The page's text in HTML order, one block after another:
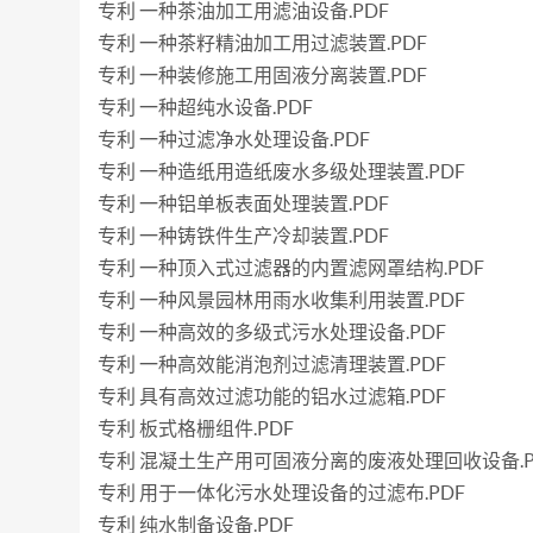
专利 一种茶油加工用滤油设备.PDF
专利 一种茶籽精油加工用过滤装置.PDF
专利 一种装修施工用固液分离装置.PDF
专利 一种超纯水设备.PDF
专利 一种过滤净水处理设备.PDF
专利 一种造纸用造纸废水多级处理装置.PDF
专利 一种铝单板表面处理装置.PDF
专利 一种铸铁件生产冷却装置.PDF
专利 一种顶入式过滤器的内置滤网罩结构.PDF
专利 一种风景园林用雨水收集利用装置.PDF
专利 一种高效的多级式污水处理设备.PDF
专利 一种高效能消泡剂过滤清理装置.PDF
专利 具有高效过滤功能的铝水过滤箱.PDF
专利 板式格栅组件.PDF
专利 混凝土生产用可固液分离的废液处理回收设备
专利 用于一体化污水处理设备的过滤布.PDF
专利 纯水制备设备.PDF